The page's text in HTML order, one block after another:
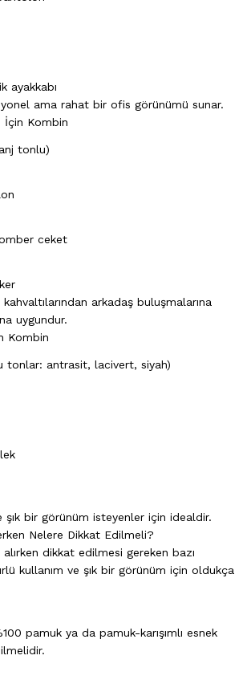
ayakkabı
ama rahat bir ofis görünümü sunar.
İçin Kombin
tonlu)
ceket
arkadaş buluşmalarına
uygundur.
Kombin
tonlar: antrasit, lacivert, siyah)
bir görünüm isteyenler için idealdir.
Nelere Dikkat Edilmeli?
dikkat edilmesi gereken bazı
kullanım ve şık bir görünüm için oldukça
pamuk ya da pamuk-karışımlı esnek